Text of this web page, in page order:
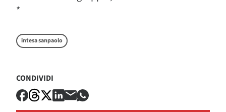
*
intesa sanpaolo
CONDIVIDI